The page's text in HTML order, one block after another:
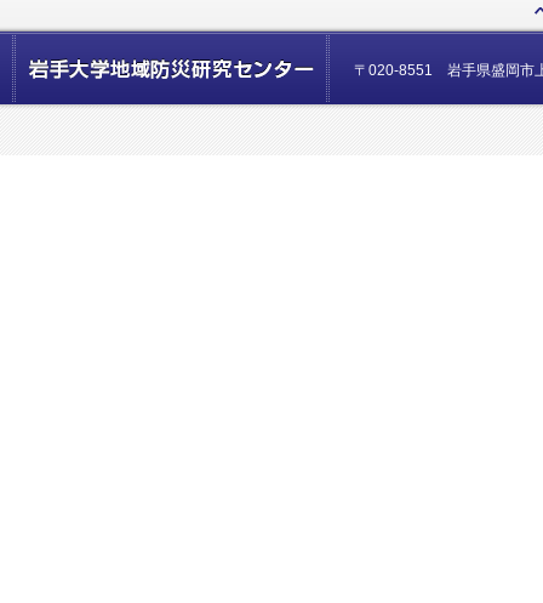
〒020-8551 岩手県盛岡市